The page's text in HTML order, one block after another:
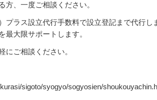
方、一度ご相談ください。
プラス設立代行手数料で設立登記まで代行し
最大限サポートします。
にご相談ください。
sigoto/syogyo/sogyosien/